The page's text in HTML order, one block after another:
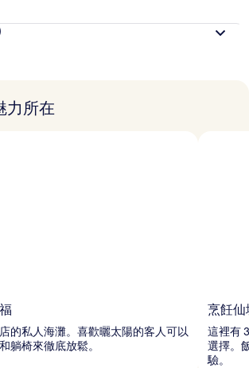
力所在
的私人海灘。喜歡曬太陽的客人可以
躺椅來徹底放鬆。
烹飪仙
這裡有
選擇。
驗。